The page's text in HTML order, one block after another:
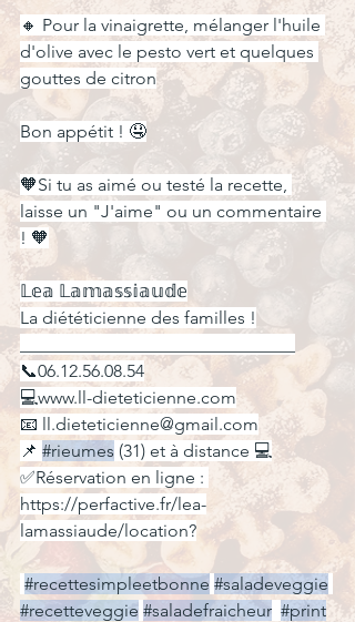
🔸 Pour la vinaigrette, mélanger l'huile
d'olive avec le pesto vert et quelques
gouttes de citron
Bon appétit ! 🤤
🧡Si tu as aimé ou testé la recette,
laisse un "J'aime" ou un commentaire
! 🧡
𝕃𝕖𝕒 𝕃𝕒𝕞𝕒𝕤𝕤𝕚𝕒𝕦𝕕𝕖
La diététicienne des familles !
📞06.12.56.08.54
💻www.ll-dieteticienne.com
📧 ll.dieteticienne@gmail.com
📌 #rieumes (31) et à distance 💻
✅Réservation en ligne :
https://perfactive.fr/lea-
lamassiaude/location?
#recettesimpleetbonne #saladeveggie
#recetteveggie #saladefraicheur #print